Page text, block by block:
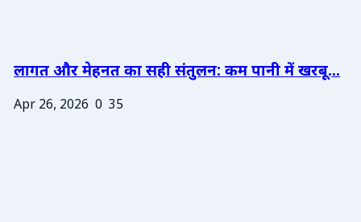
लागत और मेहनत का सही संतुलन: कम पानी में खरबू...
Apr 26, 2026 0 35